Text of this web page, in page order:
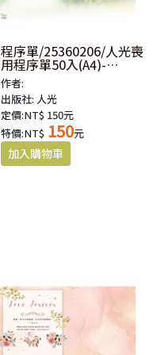
程序單/25360206/人光喪
用程序單50入(A4)-
PSALMS 23:1(不零售)
作者:
出版社: 人光
定價:NT$ 150元
特價:NT$ 150元